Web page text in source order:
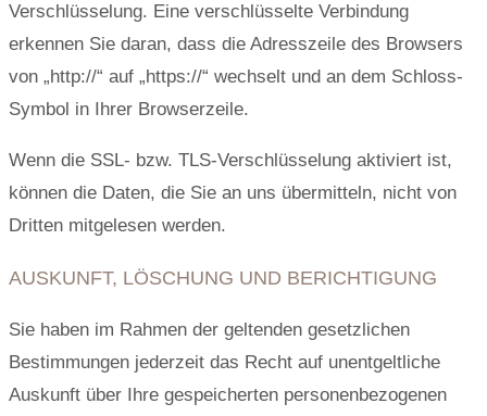
Verschlüsselung. Eine verschlüsselte Verbindung
erkennen Sie daran, dass die Adresszeile des Browsers
von „http://“ auf „https://“ wechselt und an dem Schloss-
Symbol in Ihrer Browserzeile.
Wenn die SSL- bzw. TLS-Verschlüsselung aktiviert ist,
können die Daten, die Sie an uns übermitteln, nicht von
Dritten mitgelesen werden.
AUSKUNFT, LÖSCHUNG UND BERICHTIGUNG
Sie haben im Rahmen der geltenden gesetzlichen
Bestimmungen jederzeit das Recht auf unentgeltliche
Auskunft über Ihre gespeicherten personenbezogenen